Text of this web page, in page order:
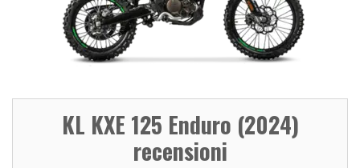
KL KXE 125 Enduro (2024)
recensioni